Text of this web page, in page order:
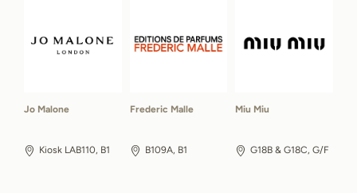
Jo Malone
Kiosk LAB110, B1
Frederic Malle
B109A, B1
Miu Miu
G18B & G18C, G/F